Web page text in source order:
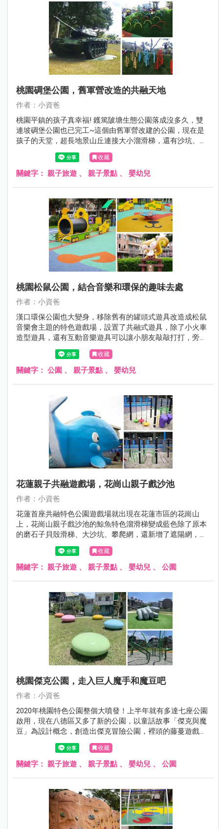
桃園碉堡公園，舊軍營改造的共融天地
作者：小資爸
桃園平鎮的孩子真幸福! 鑊篤陂塘生態公園落成沒多久，雙
連坡碉堡公園也已完工~這個由舊軍營改建的公園，現在是
孩子的天堂，超長地景山丘連接大小溜滑梯，還有沙坑、旋
轉椅、鞦韆跟沙坑等好玩的設施，現在就來看看雙連坡碉堡
公園有哪邊不一樣！
收藏
關鍵字： 親子旅遊 、 親子景點 、 嬰幼兒
桃園松鼠公園，結合音樂和環保的趣味去處
作者：小資爸
漢口環保公園也大變身，移除舊有的罐頭式遊具改造成松鼠
音樂會主題的特色遊戲場，設置了共融式遊具，除了小火車
造型遊具，還有互動音樂遊具可以讓小朋友敲敲打打，旁邊
也有小朋友最喜歡的單人旋轉杯跟多人搖擺盤，地面也改成
可愛松鼠的圖案讓小小孩玩得更開心了呢！現在就跟著小資
爸一起來看看漢口環保公園改裝後有什麼不一樣的地方！
收藏
關鍵字： 公園 、 親子景點 、 嬰幼兒
花蓮親子共融遊戲場，花崗山親子戲沙池
作者：小資爸
花蓮首座共融特色公園遊戲場就出現在花蓮市區的花崗山
上，花崗山親子戲沙池的鯨魚特色溜滑梯變成藍色除了原本
的磨石子貝殼滑梯、大沙坑、攀爬網，還新增了遮陽網，這
樣就不用擔心太陽曬了~蘇花改通了以後，車程縮短來花蓮
就快很多了喔！
收藏
關鍵字： 親子旅遊 、 親子景點 、 嬰幼兒 、 公園
桃園傑克公園，走入巨人魔手和魔豆吧
作者：小資爸
2020年桃園特色公園整個大噴發！上半年就有多達七座公園
啟用，現在八德區又多了新的公園，以童話故事「傑克與魔
豆」為設計概念，創造出傑克冒險公園，裡頭的藤蔓遊戲區
包含波浪流滑梯及大葉攀爬網，另一邊則是將童話故事裡巨
人的魔手以及魔豆融入於裝置藝術中，非常具有特色，除此
之外也設置了彈跳床、鳥巢鞦韆、親子鞦韆、體健設施及社
收藏
關鍵字： 親子旅遊 、 親子景點 、 嬰幼兒 、 公園